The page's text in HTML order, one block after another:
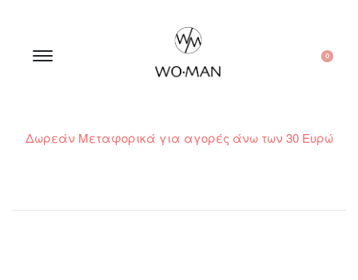
0
Δωρεάν Μεταφορικά για αγορές άνω των 30 Ευρώ